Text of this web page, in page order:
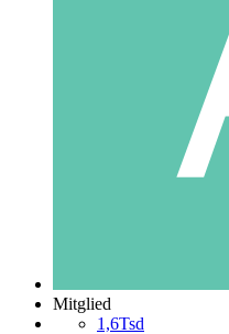
Mitglied
1,6Tsd